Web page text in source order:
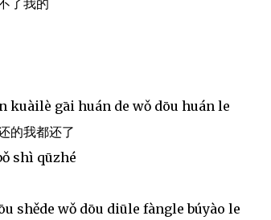
了我的
kuàilè gāi huán de wǒ dōu huán le
的我都还了
shì qūzhé
shěde wǒ dōu diūle fàngle búyào le